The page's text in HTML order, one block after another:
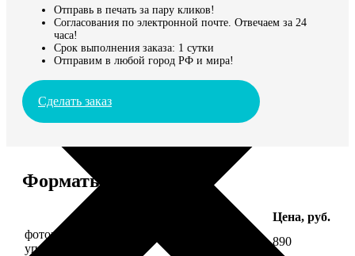
Отправь в печать за пару кликов!
Согласования по электронной почте. Отвечаем за 24
часа!
Срок выполнения заказа: 1 сутки
Отправим в любой город РФ и мира!
Сделать заказ
Форматы и цены
Цена, руб.
фотопечать на кружке + подарочная
упаковка
890